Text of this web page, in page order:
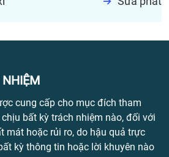
cung cấp cho mục đích tham
bất kỳ trách nhiệm nào, đối với
mát hoặc rủi ro, do hậu quả trực
kỳ thông tin hoặc lời khuyên nào